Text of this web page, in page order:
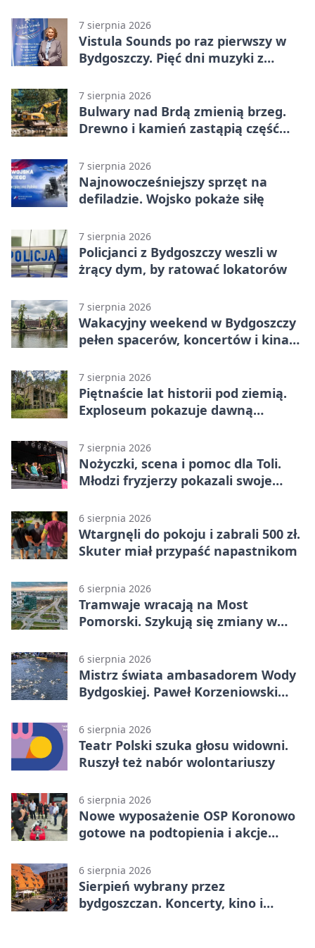
7 sierpnia 2026
Vistula Sounds po raz pierwszy w
Bydgoszczy. Pięć dni muzyki z
7 sierpnia 2026
Bulwary nad Brdą zmienią brzeg.
Drewno i kamień zastąpią część
7 sierpnia 2026
Najnowocześniejszy sprzęt na
defiladzie. Wojsko pokaże siłę
7 sierpnia 2026
Policjanci z Bydgoszczy weszli w
żrący dym, by ratować lokatorów
7 sierpnia 2026
Wakacyjny weekend w Bydgoszczy
pełen spacerów, koncertów i kina
7 sierpnia 2026
Piętnaście lat historii pod ziemią.
Exploseum pokazuje dawną
7 sierpnia 2026
Nożyczki, scena i pomoc dla Toli.
Młodzi fryzjerzy pokazali swoje
6 sierpnia 2026
Wtargnęli do pokoju i zabrali 500 zł.
Skuter miał przypaść napastnikom
6 sierpnia 2026
Tramwaje wracają na Most
Pomorski. Szykują się zmiany w
6 sierpnia 2026
Mistrz świata ambasadorem Wody
Bydgoskiej. Paweł Korzeniowski
6 sierpnia 2026
Teatr Polski szuka głosu widowni.
Ruszył też nabór wolontariuszy
6 sierpnia 2026
Nowe wyposażenie OSP Koronowo
gotowe na podtopienia i akcje
6 sierpnia 2026
Sierpień wybrany przez
bydgoszczan. Koncerty, kino i